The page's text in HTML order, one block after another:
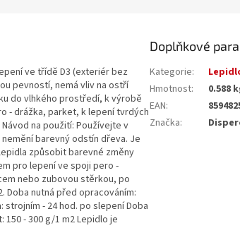
ve třídě D3 (exteriér bez
pevností, nemá vliv na ostří
do vlhkého prostředí, k výrobě
- drážka, parket, k lepení tvrdých
na použití: Používejte v
barevný odstín dřeva. Je
způsobit barevné změny
pro lepení ve spoji pero -
nebo zubovou stěrkou, po
nutná před opracováním:
- 24 hod. po slepení Doba
- 300 g/1 m2 Lepidlo je
Doplňkové
Kategorie:
Hmotnost:
0.588
EAN:
Značka: